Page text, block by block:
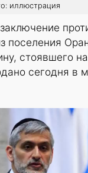
иллюстрация
поселения
стоявшего
сегодня в